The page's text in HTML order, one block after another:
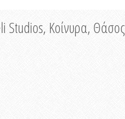
Studios, Κοίνυρα, Θάσος